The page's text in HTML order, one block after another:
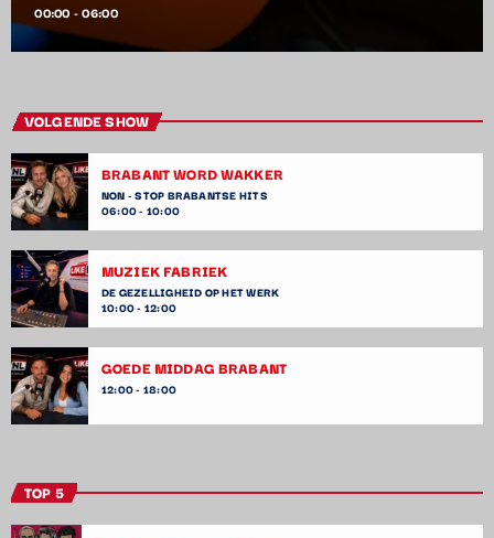
00:00 - 06:00
VOLGENDE SHOW
BRABANT WORD WAKKER
NON - STOP BRABANTSE HITS
06:00 - 10:00
MUZIEK FABRIEK
DE GEZELLIGHEID OP HET WERK
10:00 - 12:00
GOEDE MIDDAG BRABANT
12:00 - 18:00
TOP 5